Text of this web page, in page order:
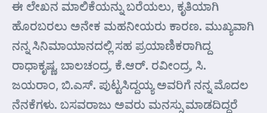
ಈ ಲೇಖನ ಮಾಲಿಕೆಯನ್ನು ಬರೆಯಲು, ಕೃತಿಯಾಗಿ
ಹೊರಬರಲು ಅನೇಕ ಮಹನೀಯರು ಕಾರಣ. ಮುಖ್ಯವಾಗಿ
ನನ್ನ ಸಿನಿಮಾಯಾನದಲ್ಲಿ ಸಹ ಪ್ರಯಾಣಿಕರಾಗಿದ್ದ
ರಾಧಾಕೃಷ್ಣ, ಬಾಲಚಂದ್ರ, ಕೆ.ಆರ್. ರವೀಂದ್ರ, ಸಿ.
ಜಯರಾಂ, ಬಿ.ಎಸ್. ಪುಟ್ಟಸಿದ್ದಯ್ಯ ಅವರಿಗೆ ನನ್ನ ಮೊದಲ
ನೆನಕೆಗಳು. ಬಸವರಾಜು ಅವರು ಮನಸ್ಸು ಮಾಡದಿದ್ದರೆ